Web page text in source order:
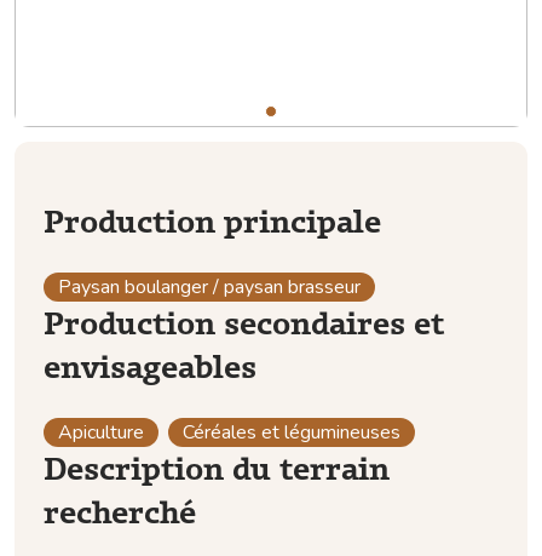
Production principale
Paysan boulanger / paysan brasseur
Production secondaires et
envisageables
Apiculture Céréales et légumineuses
Description du terrain
recherché